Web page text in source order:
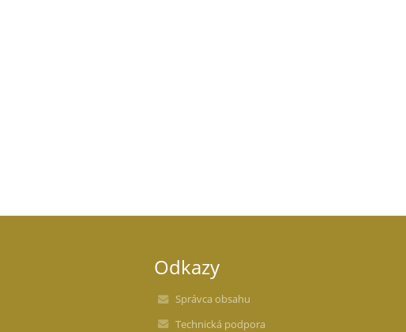
Odkazy
Správca obsahu
Technická podpora